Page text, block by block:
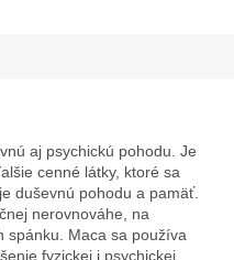
aj psychickú pohodu. Je
cenné látky, ktoré sa
duševnú pohodu a pamäť.
nerovnováhe, na
spánku. Maca sa používa
fyzickej i psychickej